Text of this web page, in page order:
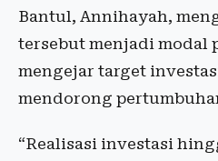
Bantul, Annihayah,
tersebut menjadi modal
mengejar target
mendorong
“Realisasi investasi